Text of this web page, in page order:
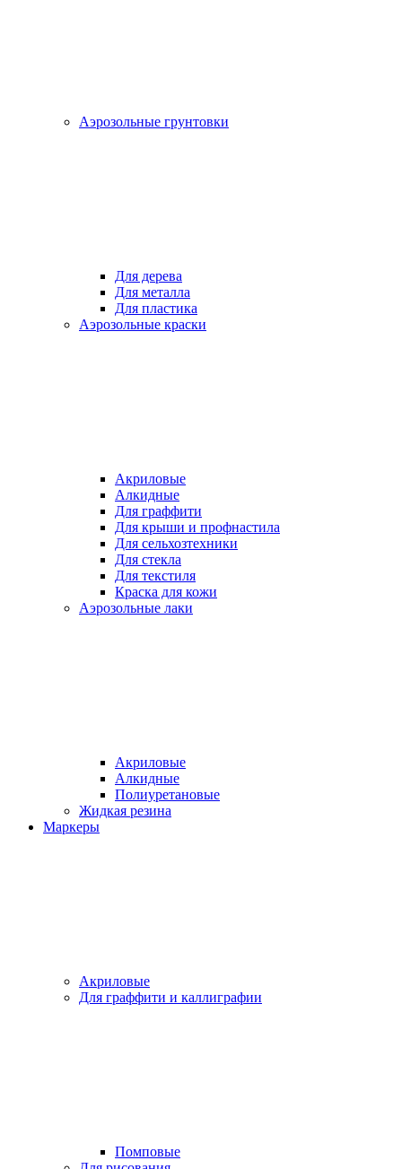
Аэрозольные грунтовки
Для дерева
Для металла
Для пластика
Аэрозольные краски
Акриловые
Алкидные
Для граффити
Для крыши и профнастила
Для сельхозтехники
Для стекла
Для текстиля
Краска для кожи
Аэрозольные лаки
Акриловые
Алкидные
Полиуретановые
Жидкая резина
Маркеры
Акриловые
Для граффити и каллиграфии
Помповые